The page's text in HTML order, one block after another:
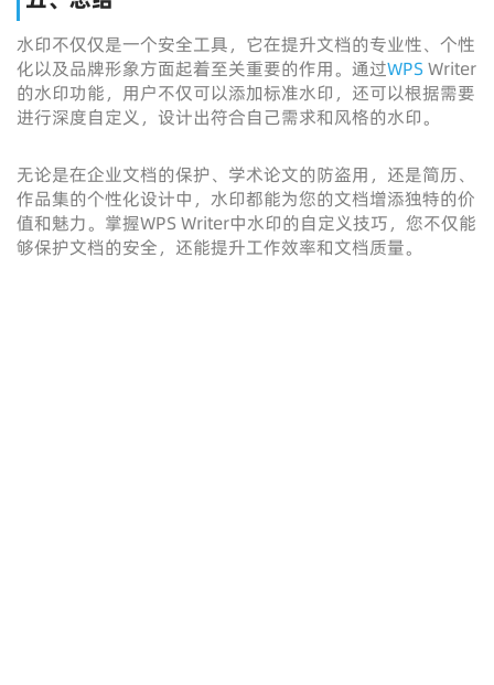
水印不仅仅是一个安全工具，它在提升文档的专业性、个性
化以及品牌形象方面起着至关重要的作用。通过WPS Writer
的水印功能，用户不仅可以添加标准水印，还可以根据需要
进行深度自定义，设计出符合自己需求和风格的水印。
无论是在企业文档的保护、学术论文的防盗用，还是简历、
作品集的个性化设计中，水印都能为您的文档增添独特的价
值和魅力。掌握WPS Writer中水印的自定义技巧，您不仅能
够保护文档的安全，还能提升工作效率和文档质量。